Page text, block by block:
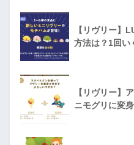
【リヴリー】
方法は？1回い
【リヴリー】
ニモグリに変